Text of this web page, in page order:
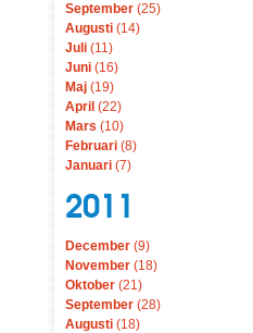
September (25)
Augusti (14)
Juli (11)
Juni (16)
Maj (19)
April (22)
Mars (10)
Februari (8)
Januari (7)
2011
December (9)
November (18)
Oktober (21)
September (28)
Augusti (18)